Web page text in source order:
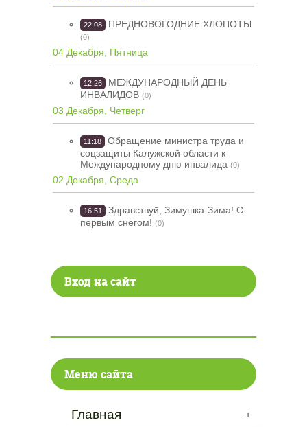
22:08 ПРЕДНОВОГОДНИЕ ХЛОПОТЫ
(0)
04 Декабря, Пятница
12:26
МЕЖДУНАРОДНЫЙ ДЕНЬ
ИНВАЛИДОВ (0)
03 Декабря, Четверг
11:18
Обращение министра труда и
соцзащиты Калужской области к
Международному дню инвалида (0)
02 Декабря, Среда
16:51
Здравствуй, Зимушка-Зима! С
первым снегом! (0)
Вход на сайт
Меню сайта
+
Главная